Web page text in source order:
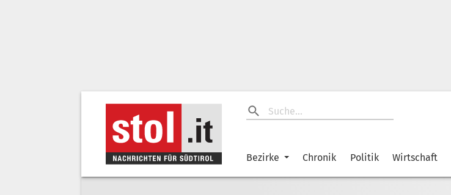
Bezirke Chronik Politik Wirtschaft